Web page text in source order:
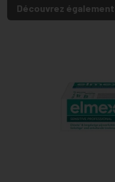
Découvrez également